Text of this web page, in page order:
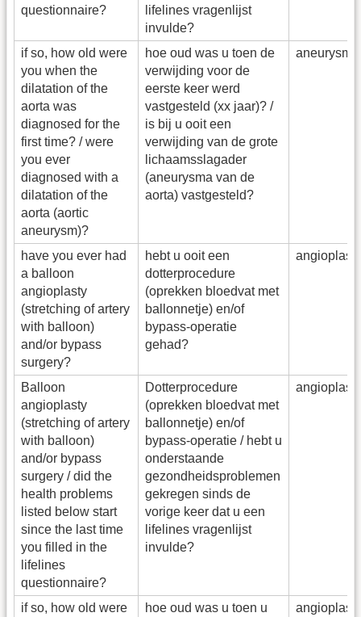
questionnaire?
lifelines vragenlijst
invulde?
if so, how old were
you when the
dilatation of the
aorta was
diagnosed for the
first time? / were
you ever
diagnosed with a
dilatation of the
aorta (aortic
aneurysm)?
hoe oud was u toen de
verwijding voor de
eerste keer werd
vastgesteld (xx jaar)? /
is bij u ooit een
verwijding van de grote
lichaamsslagader
(aneurysma van de
aorta) vastgesteld?
have you ever had
a balloon
angioplasty
(stretching of artery
with balloon)
and/or bypass
surgery?
hebt u ooit een
dotterprocedure
(oprekken bloedvat met
ballonnetje) en/of
bypass-operatie
gehad?
Balloon
angioplasty
(stretching of artery
with balloon)
and/or bypass
surgery / did the
health problems
listed below start
since the last time
you filled in the
lifelines
questionnaire?
Dotterprocedure
(oprekken bloedvat met
ballonnetje) en/of
bypass-operatie / hebt u
onderstaande
gezondheidsproblemen
gekregen sinds de
vorige keer dat u een
lifelines vragenlijst
invulde?
if so, how old were
hoe oud was u toen u